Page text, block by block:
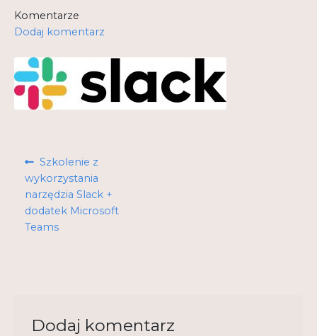
My Account
Nauka praktyce praktyka nauce
Pomoc
Projekt
Regulamin
Komentarze
Dodaj komentarz
Nawigacja
wpisu
Poprzedni
wpis:
Szkolenie z
wykorzystania
narzędzia Slack +
dodatek Microsoft
Teams
Dodaj komentarz